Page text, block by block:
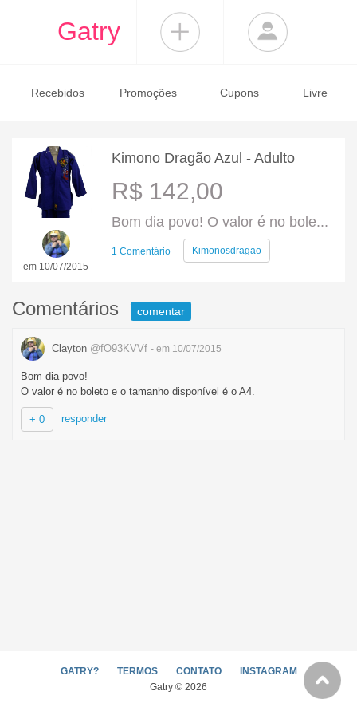
Gatry
Recebidos Promoções Cupons Livre
em 10/07/2015
Kimono Dragão Azul - Adulto
R$ 142,00
Bom dia povo! O valor é no bole...
1 Comentário Kimonosdragao
Comentários comentar
Clayton @fO93KVVf - em 10/07/2015
Bom dia povo!
O valor é no boleto e o tamanho disponível é o A4.
+ 0 responder
GATRY? TERMOS CONTATO
INSTAGRAM
Gatry © 2026